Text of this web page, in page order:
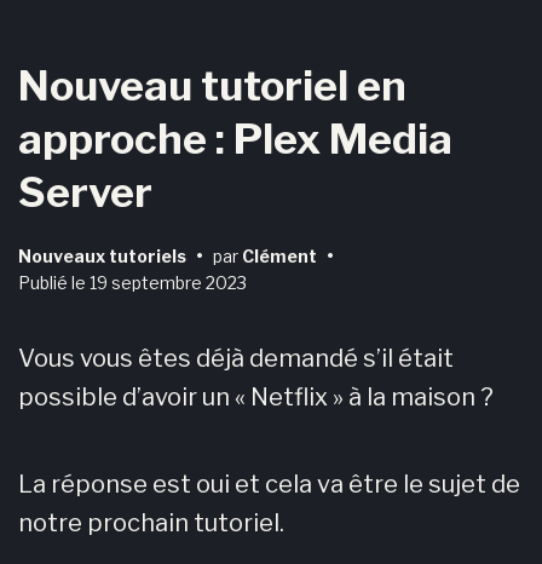
Nouveau tutoriel en
approche : Plex Media
Server
Nouveaux tutoriels • par Clément •
Publié le 19 septembre 2023
Vous vous êtes déjà demandé s’il était
possible d’avoir un « Netflix » à la maison ?
La réponse est oui et cela va être le sujet de
notre prochain tutoriel.